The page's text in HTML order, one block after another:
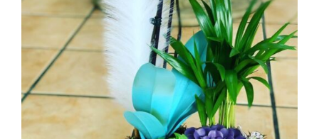
AÑADIR AL CARRITO
/
DETALLES